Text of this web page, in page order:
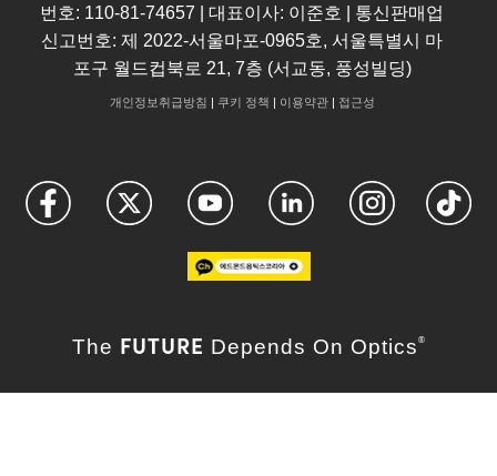
번호: 110-81-74657 | 대표이사: 이준호 | 통신판매업
신고번호: 제 2022-서울마포-0965호, 서울특별시 마
포구 월드컵북로 21, 7층 (서교동, 풍성빌딩)
개인정보취급방침 | 쿠키 정책 | 이용약관| 접근성
The FUTURE Depends On Optics ®